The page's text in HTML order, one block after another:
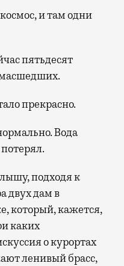
и там одни
пятьдесят
прекрасно.
Вода
подходя к
двух дам в
который, кажется,
каких
о курортах
ленивый брасс,